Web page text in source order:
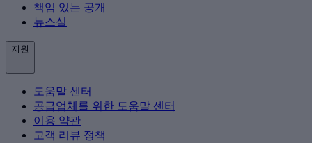
책임 있는 공개
뉴스실
지원
도움말 센터
공급업체를 위한 도움말 센터
이용 약관
고객 리뷰 정책